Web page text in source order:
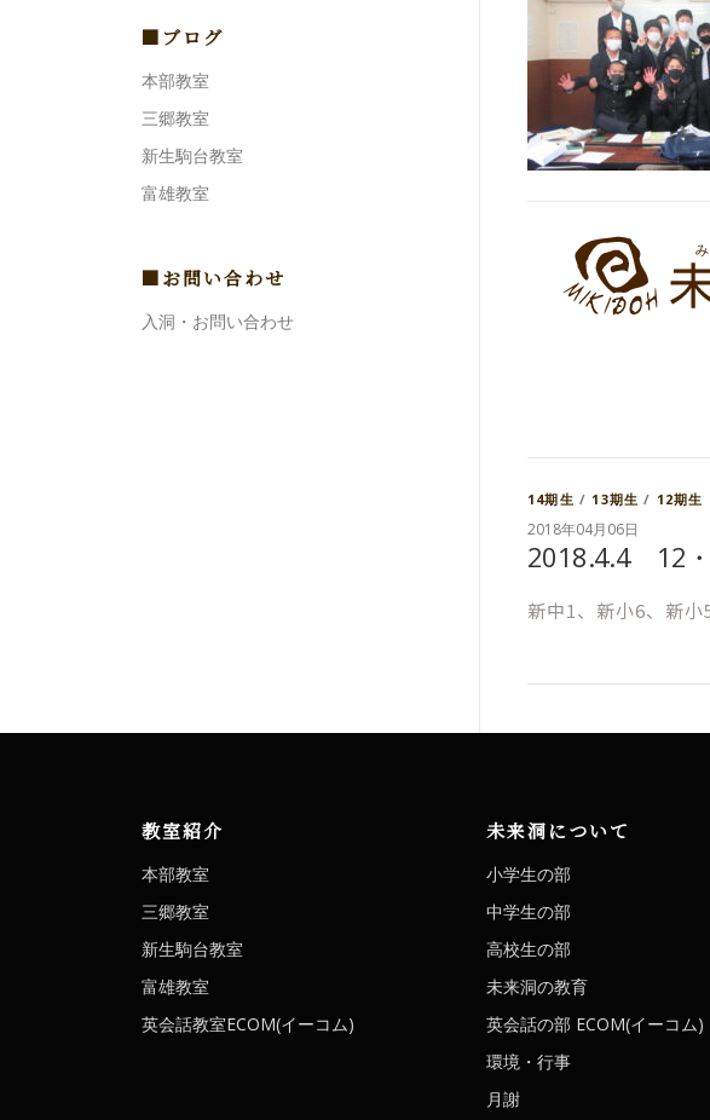
14期生 / 13期生 / 12期生
2018年04月06日
2018.4.4 12
新中1、新小6、新
■ブログ
本部教室
三郷教室
新生駒台教室
富雄教室
■お問い合わせ
入洞・お問い合わせ
教室紹介
本部教室
三郷教室
新生駒台教室
富雄教室
英会話教室ECOM(イーコム)
未来洞について
小学生の部
中学生の部
高校生の部
未来洞の教育
英会話の部 ECOM(イーコム)
環境・行事
月謝